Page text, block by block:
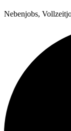
Nebenjobs,